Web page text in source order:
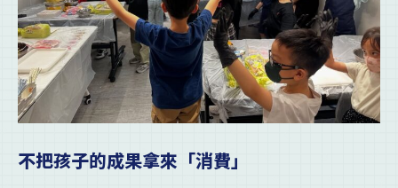
不把孩子的成果拿來「消費」